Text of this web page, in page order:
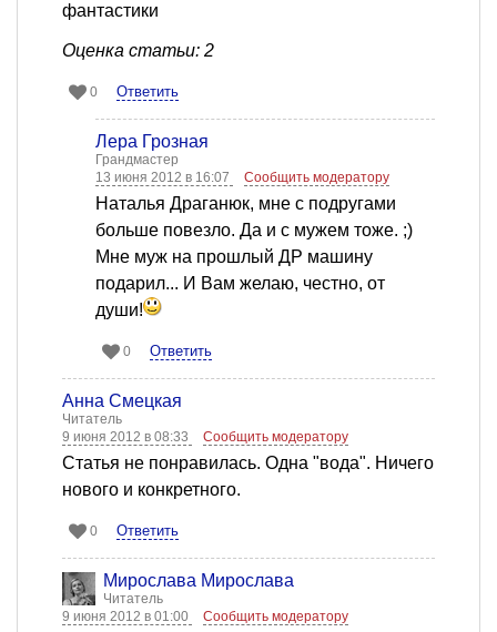
фантастики
Оценка статьи: 2
0 Ответить
Лера Грозная
Грандмастер
13 июня 2012 в 16:07
Сообщить модератору
Наталья Драганюк, мне с подругами
больше повезло. Да и с мужем тоже. ;)
Мне муж на прошлый ДР машину
подарил... И Вам желаю, честно, от
души!
0 Ответить
Анна Смецкая
Читатель
9 июня 2012 в 08:33
Сообщить модератору
Статья не понравилась. Одна "вода". Ничего
нового и конкретного.
0 Ответить
Мирослава Мирослава
Читатель
9 июня 2012 в 01:00
Сообщить модератору